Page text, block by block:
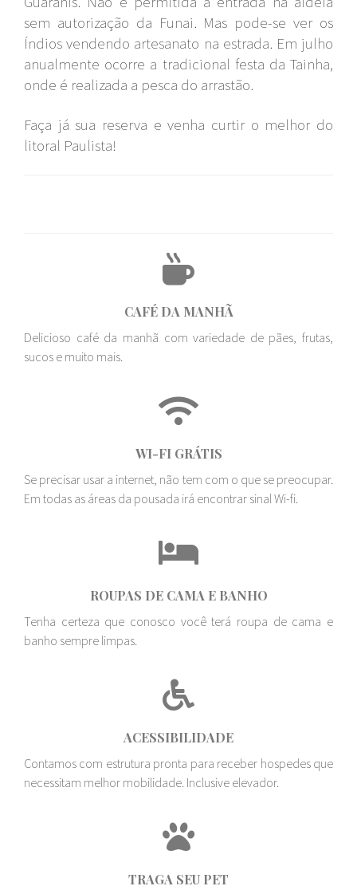
sem autorização da Funai. Mas pode-se ver os
Índios vendendo artesanato na estrada. Em julho
anualmente ocorre a tradicional festa da Tainha,
onde é realizada a pesca do arrastão.
Faça já sua reserva e venha curtir o melhor do
litoral Paulista!
CAFÉ DA MANHÃ
Delicioso café da manhã com variedade de pães, frutas,
sucos e muito mais.
WI-FI GRÁTIS
Se precisar usar a internet, não tem com o que se preocupar.
Em todas as áreas da pousada irá encontrar sinal Wi-fi.
ROUPAS DE CAMA E BANHO
Tenha certeza que conosco você terá roupa de cama e
banho sempre limpas.
ACESSIBILIDADE
Contamos com estrutura pronta para receber hospedes que
necessitam melhor mobilidade. Inclusive elevador.
TRAGA SEU PET